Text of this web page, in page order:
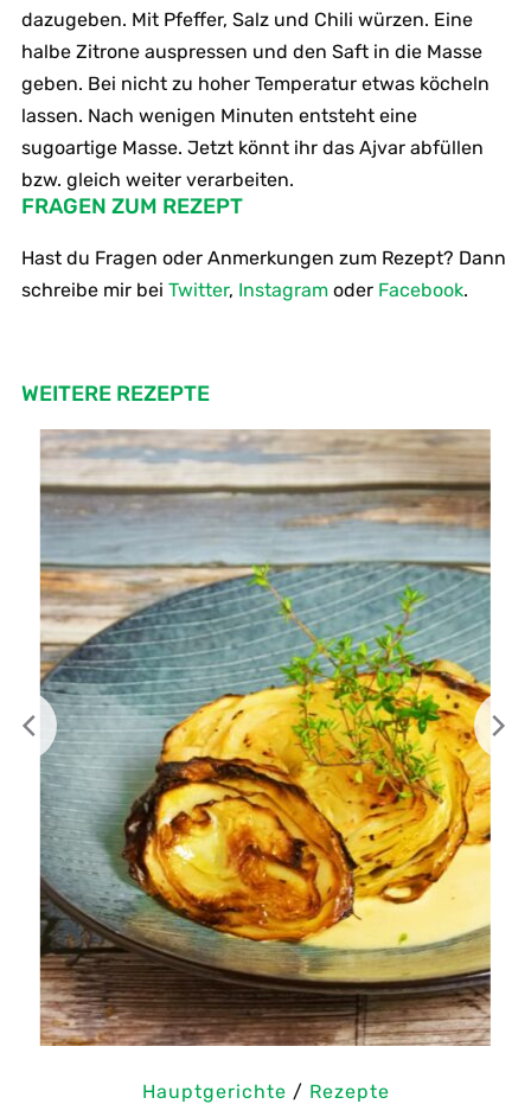
dazugeben. Mit Pfeffer, Salz und Chili würzen. Eine
halbe Zitrone auspressen und den Saft in die Masse
geben. Bei nicht zu hoher Temperatur etwas köcheln
lassen. Nach wenigen Minuten entsteht eine
sugoartige Masse. Jetzt könnt ihr das Ajvar abfüllen
bzw. gleich weiter verarbeiten.
FRAGEN ZUM REZEPT
Hast du Fragen oder Anmerkungen zum Rezept? Dann
schreibe mir bei Twitter, Instagramoder Facebook.
WEITERE REZEPTE
Hauptgerichte/Rezepte